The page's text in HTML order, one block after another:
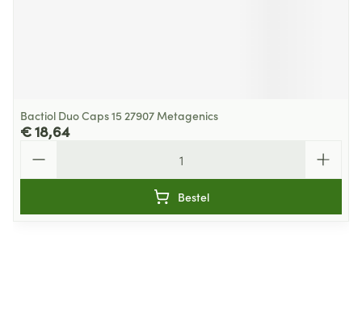
Bactiol Duo Caps 15 27907 Metagenics
€ 18,64
Bestel